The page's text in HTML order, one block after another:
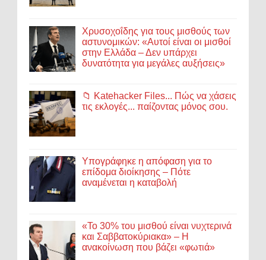
Χρυσοχοΐδης για τους μισθούς των
αστυνομικών: «Αυτοί είναι οι μισθοί
στην Ελλάδα – Δεν υπάρχει
δυνατότητα για μεγάλες αυξήσεις»
📁 Katehacker Files... Πώς να χάσεις
τις εκλογές... παίζοντας μόνος σου.
Υπογράφηκε η απόφαση για το
επίδομα διοίκησης – Πότε
αναμένεται η καταβολή
«Το 30% του μισθού είναι νυχτερινά
και Σαββατοκύριακα» – Η
ανακοίνωση που βάζει «φωτιά»